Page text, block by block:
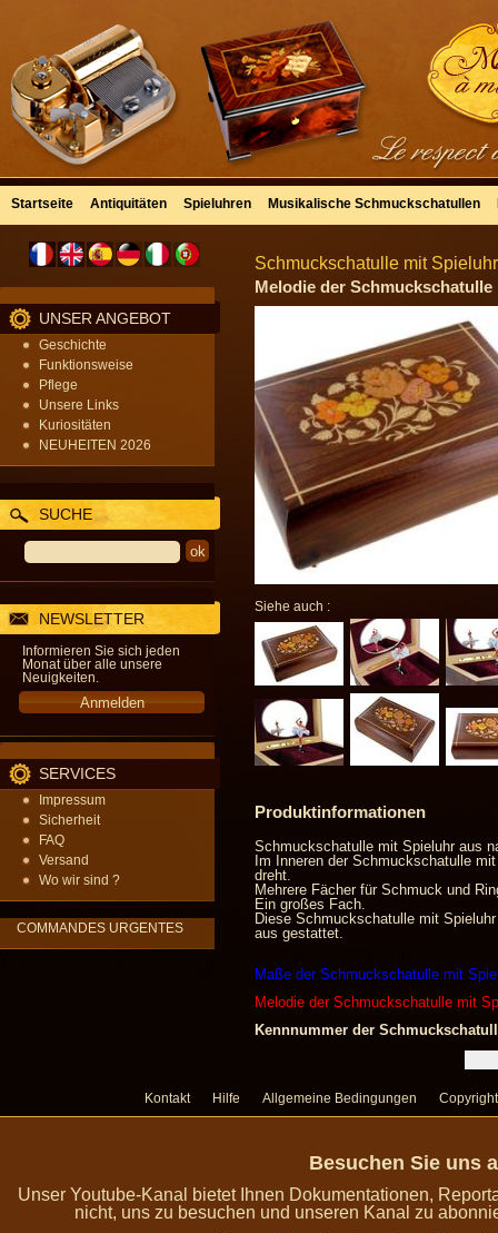
Startseite Antiquitäten Spieluhren Musikalische Schmuckschatullen
UNSER ANGEBOT
Geschichte
Funktionsweise
Pflege
Unsere Links
Kuriositäten
NEUHEITEN 2026
SUCHE
NEWSLETTER
Informieren Sie sich jeden
Monat über alle unsere
Neuigkeiten.
SERVICES
Impressum
Sicherheit
FAQ
Versand
Wo wir sind ?
COMMANDES URGENTES
Schmuckschatulle mit
Melodie der
Siehe auch :
Produktinformationen
Schmuckschatulle mit Spieluhr aus
Im Inneren der Schmuckschatulle
dreht.
Mehrere Fächer für Schmuck und
Ein großes Fach.
Diese Schmuckschatulle mit
aus gestattet.
Maße der Schmuckschatulle mit
Melodie der Schmuckschatulle mit
Kennnummer der
Kontakt Hilfe Allgemeine Bedingungen Copyright
Besuchen Sie uns
Unser Youtube-Kanal bietet Ihnen Dokumentationen,
nicht, uns zu besuchen und unseren Kanal zu